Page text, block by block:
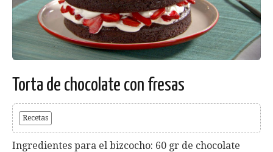
Torta de chocolate con fresas
Recetas
Ingredientes para el bizcocho: 60 gr de chocolate